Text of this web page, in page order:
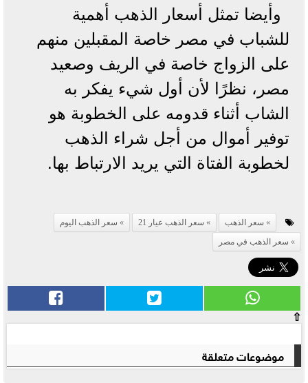
وأيضا تمثل أسعار الذهب أهمية
للشباب في مصر خاصة المقبلين منهم
على الزواج خاصة في الريف وصعيد
مصر، نظرًا لأن أول شيء يفكر به
الشاب أثناء قدومه على الخطوبة هو
توفير أموال من أجل شراء الذهب
لخطوبة الفتاة التي يريد الارتباط بها.
سعر الذهب سعر الذهب عيار 21
سعر الذهب اليوم
سعر الذهب في مصر
⇧
موضوعات متعلقة